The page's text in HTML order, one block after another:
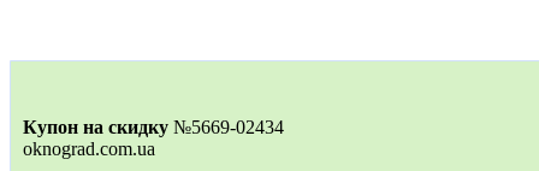
Купон на скидку №5669-02434
oknograd.com.ua